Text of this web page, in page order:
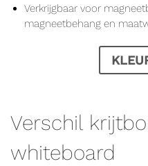
Verkrijgbaar voor
magneetbehang en
Verschil
whiteboard